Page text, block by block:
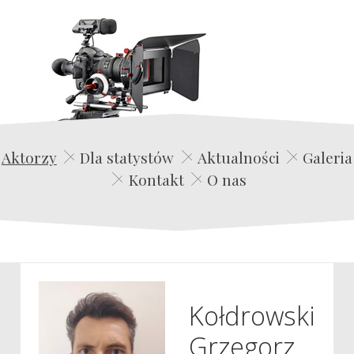
Edwin Film Agencja Aktorska
Aktorzy Dla statystów Aktualności
Galeria
Kontakt
O nas
Kołdrowski
Grzegorz